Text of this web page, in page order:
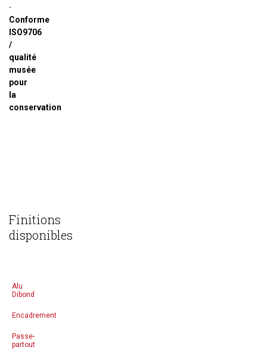
·
Conforme
ISO9706
/
qualité
musée
pour
la
conservation
Finitions
disponibles
Alu
Dibond
Encadrement
Passe-
partout